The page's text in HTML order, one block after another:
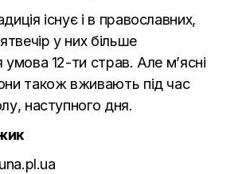
існує і в православних,
у них більше
умова 12-ти страв. Але м’ясні
також вживають під час
наступного дня.